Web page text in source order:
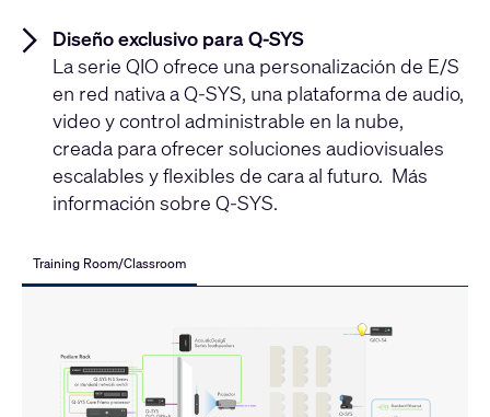
Diseño exclusivo para Q-SYS
La serie QIO ofrece una personalización de E/S
en red nativa a Q-SYS, una plataforma de audio,
video y control administrable en la nube,
creada para ofrecer soluciones audiovisuales
escalables y flexibles de cara al futuro. Más
información sobre Q-SYS.
Training Room/Classroom